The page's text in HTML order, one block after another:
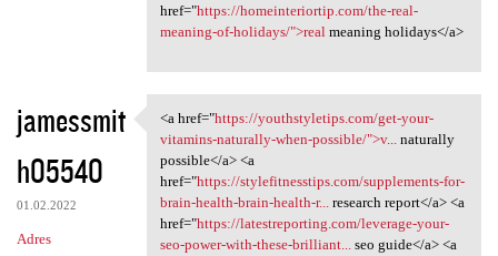
href="https://homeinteriortip.com/the-real-
meaning-of-holidays/">real meaning holidays</a>
jamessmit
h05540
01.02.2022
Adres
<a href="https:/
<a href="https://youthstyletips.com/get-your-
vitamins-naturally-when-possible/">v...naturally
possible</a> <a
href="https://stylefitnesstips.com/supplements-for-
brain-health-brain-health-r...research report</a> <a
href="https://latestreporting.com/leverage-your-
seo-power-with-these-brilliant...seo guide</a> <a